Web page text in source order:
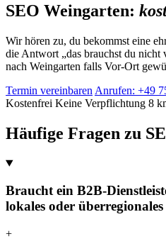
SEO Weingarten:
Wir hören zu, du bekommst eine
die Antwort „das brauchst du
nach Weingarten falls Vor-Ort
Termin vereinbaren Anrufen: +49
Kostenfrei Keine Verpflichtung 8
Häufige Fragen zu
Braucht ein B2B-
lokales oder
+